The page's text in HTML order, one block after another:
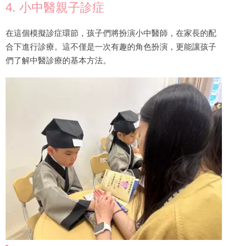
4. 小中醫親子診症
在這個模擬診症環節，孩子們將扮演小中醫師，在家長的配
合下進行診療。這不僅是一次有趣的角色扮演，更能讓孩子
們了解中醫診療的基本方法。